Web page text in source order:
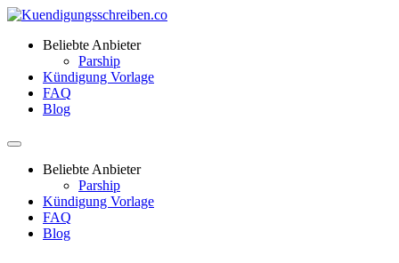
Beliebte Anbieter
Parship
Kündigung Vorlage
FAQ
Blog
Beliebte Anbieter
Parship
Kündigung Vorlage
FAQ
Blog